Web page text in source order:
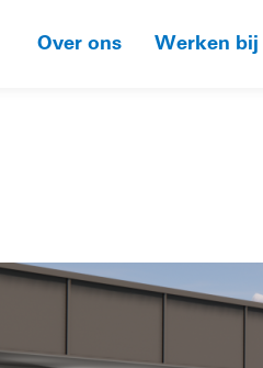
Over ons Werken bij